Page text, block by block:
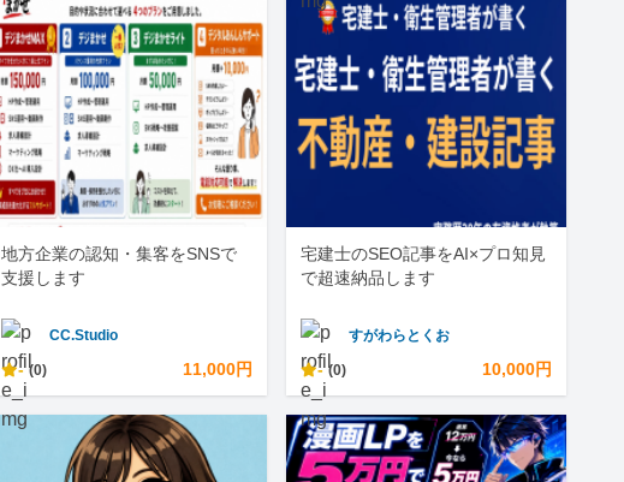
地方企業の認知・集客をSNSで
支援します
CC.Studio
- (0) 11,000円
宅建士のSEO記事をAI×プロ知見
で超速納品します
すがわらとくお
- (0) 10,000円